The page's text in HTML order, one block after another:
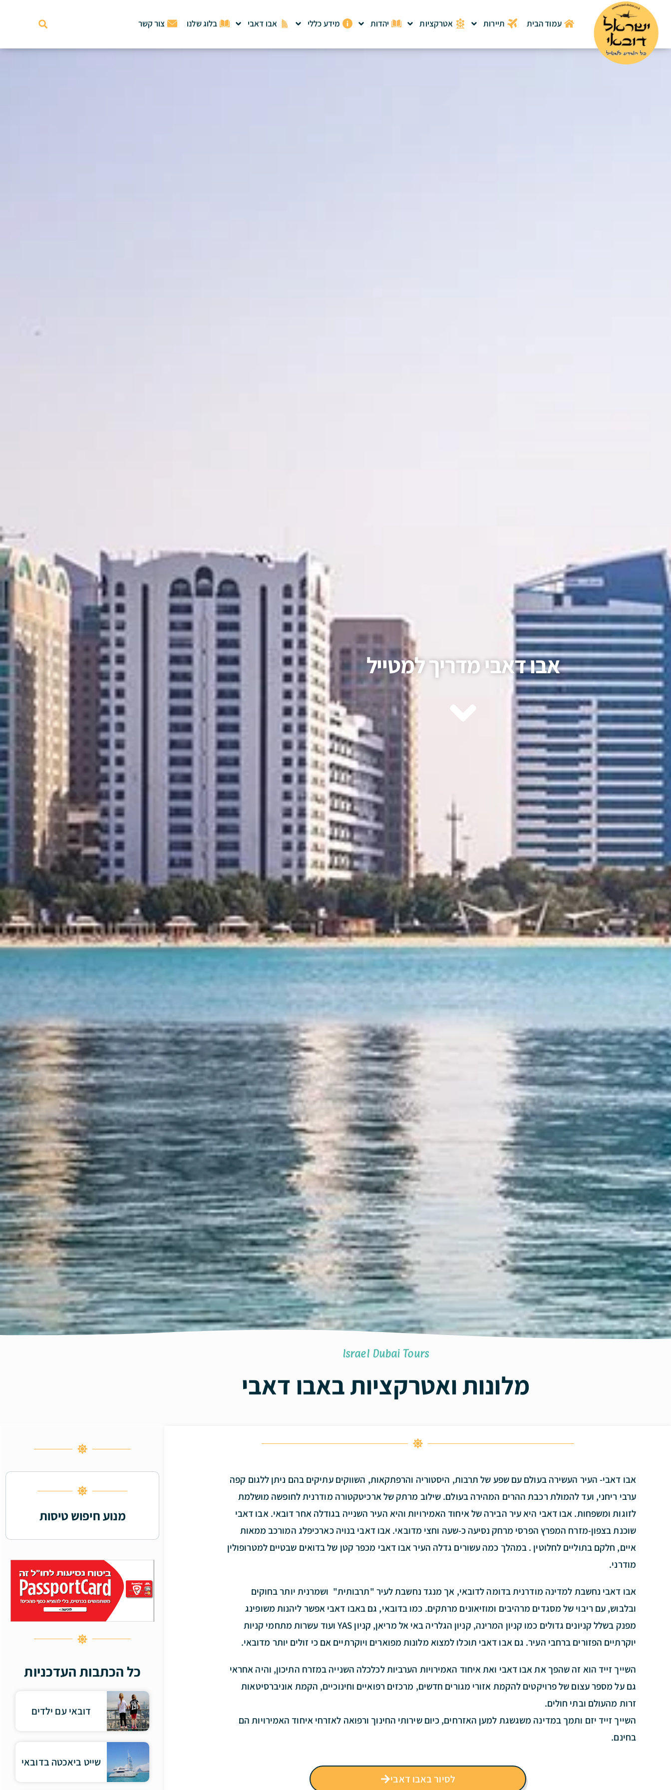
לתוכן
עמוד הבית תיירות אטרקציות יהדות מידע כללי אבו דאבי בלוג שלנו צור קשר
אבו דאבי מדריך למטייל
Israel Dubai Tours
מלונות ואטרקציות באבו דאבי
אבו דאבי- העיר העשירה בעולם עם שפע של תרבות, היסטוריה והרפתקאות, השווקים עתיקים בהם ניתן ללגום קפה
ערבי ריחני, ועד להמולת רכבת ההרים המהירה בעולם. שילוב מרתק של ארכיטקטורה מודרנית לחופשה מושלמת
לזוגות ומשפחות. אבו דאבי היא עיר הבירה של איחוד האמירויות והיא העיר השנייה בגודלה אחר דובאי. אבו דאבי
שוכנת בצפון-מזרח המפרץ הפרסי מרחק נסיעה כ-שעה וחצי מדובאי. אבו דאבי בנויה כארכיפלג המורכב ממאות
איים, חלקם בתוליים לחלוטין . במהלך כמה עשורים גדלה העיר אבו דאבי מכפר קטן של בדואים שבטיים למטרופולין
מודרני.
אבו דאבי נחשבת למדינה מודרנית בדומה לדובאי, אך מנגד נחשבת לעיר "תרבותית" ושמרנית יותר בחוקים
ובלבוש, עם ריבוי של מסגדים מרהיבים ומוזיאונים מרתקים. כמו בדובאי, גם באבו דאבי אפשר ליהנות משופינג
מפנק בשלל קניונים גדולים כמו קניון המרינה, קניון הגלריה באי אל מריאן, קניון YAS ועוד עשרות מתחמי קניות
יוקרתיים הפזורים ברחבי העיר. גם אבו דאבי תוכלו למצוא מלונות מפוארים ויוקרתיים אם כי זולים יותר מדובאי.
השייך זייד הוא זה שהפך את אבו דאבי ואת איחוד האמירויות הערביות לכלכלה השנייה במזרח התיכון, והיה אחראי
גם על מספר עצום של פרויקטים להקמת אזורי מגורים חדשים, מרכזים רפואיים וחינוכיים, הקמת אוניברסיטאות
זרות מהעולם ובתי חולים.
השייך זייד יזם ותמך במדינה משגשגת למען האזרחים, כיום שירותי החינוך ורפואה לאזרחי איחוד האמירויות הם
בחינם.
לסיור באבו דאבי
מנוע חיפוש טיסות
כל הכתבות העדכניות
דובאי עם ילדים
שייט ביאכטה בדובאי